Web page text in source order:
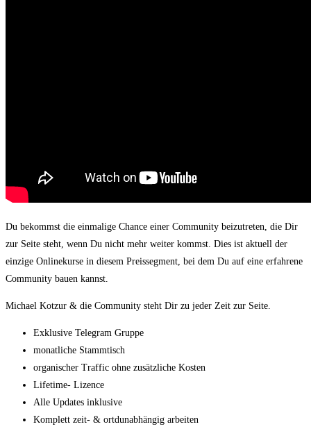
Du bekommst die einmalige Chance einer Community beizutreten, die Dir
zur Seite steht, wenn Du nicht mehr weiter kommst. Dies ist aktuell der
einzige Onlinekurse in diesem Preissegment, bei dem Du auf eine erfahrene
Community bauen kannst.
Michael Kotzur & die Community steht Dir zu jeder Zeit zur Seite.
Exklusive Telegram Gruppe
monatliche Stammtisch
organischer Traffic ohne zusätzliche Kosten
Lifetime- Lizence
Alle Updates inklusive
Komplett zeit- & ortdunabhängig arbeiten